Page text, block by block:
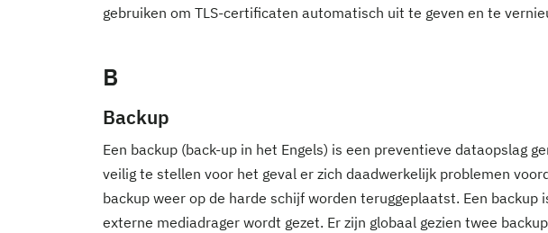
gebruiken om TLS-certificaten automatisch uit te geven en te
B
Backup
Een backup (back-up in het Engels) is een preventieve dataopslag
veilig te stellen voor het geval er zich daadwerkelijk problemen
backup weer op de harde schijf worden teruggeplaatst. Een backup
externe mediadrager wordt gezet. Er zijn globaal gezien twee